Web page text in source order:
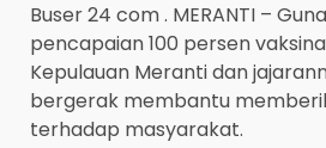
Buser 24 com . MERANTI –
pencapaian 100 persen
Kepulauan Meranti dan
bergerak membantu
terhadap masyarakat.